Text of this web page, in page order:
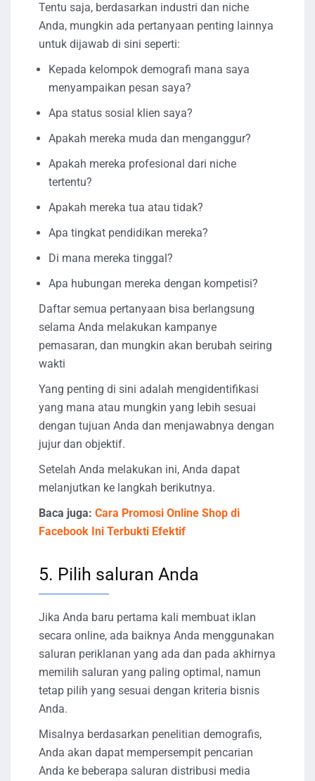
Tentu saja, berdasarkan industri dan niche
Anda, mungkin ada pertanyaan penting lainnya
untuk dijawab di sini seperti:
Kepada kelompok demografi mana saya
menyampaikan pesan saya?
Apa status sosial klien saya?
Apakah mereka muda dan menganggur?
Apakah mereka profesional dari niche
tertentu?
Apakah mereka tua atau tidak?
Apa tingkat pendidikan mereka?
Di mana mereka tinggal?
Apa hubungan mereka dengan kompetisi?
Daftar semua pertanyaan bisa berlangsung
selama Anda melakukan kampanye
pemasaran, dan mungkin akan berubah seiring
wakti
Yang penting di sini adalah mengidentifikasi
yang mana atau mungkin yang lebih sesuai
dengan tujuan Anda dan menjawabnya dengan
jujur ​​dan objektif.
Setelah Anda melakukan ini, Anda dapat
melanjutkan ke langkah berikutnya.
Baca juga: Cara Promosi Online Shop di
Facebook Ini Terbukti Efektif
5. Pilih saluran Anda
Jika Anda baru pertama kali membuat iklan
secara online, ada baiknya Anda menggunakan
saluran periklanan yang ada dan pada akhirnya
memilih saluran yang paling optimal, namun
tetap pilih yang sesuai dengan kriteria bisnis
Anda.
Misalnya berdasarkan penelitian demografis,
Anda akan dapat mempersempit pencarian
Anda ke beberapa saluran distribusi media